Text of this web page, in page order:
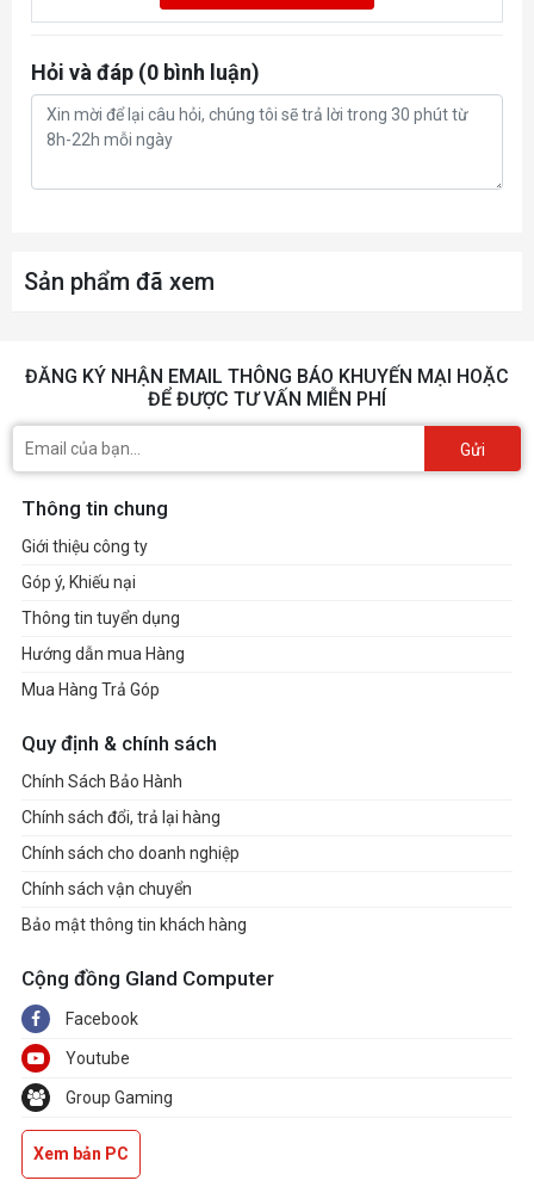
Hỏi và đáp (0 bình luận)
Sản phẩm đã xem
ĐĂNG KÝ NHẬN EMAIL THÔNG BÁO KHUYẾN MẠI HOẶC
ĐỂ ĐƯỢC TƯ VẤN MIỄN PHÍ
Gửi
Thông tin chung
Giới thiệu công ty
Góp ý, Khiếu nại
Thông tin tuyển dụng
Hướng dẫn mua Hàng
Mua Hàng Trả Góp
Quy định & chính sách
Chính Sách Bảo Hành
Chính sách đổi, trả lại hàng
Chính sách cho doanh nghiệp
Chính sách vận chuyển
Bảo mật thông tin khách hàng
Cộng đồng Gland Computer
Facebook
Youtube
Group Gaming
Xem bản PC